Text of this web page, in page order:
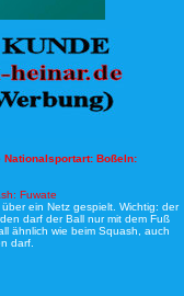
Nationalsportart: Boßeln:
Fuwate
ein Netz gespielt. Wichtig: der
darf der Ball nur mit dem Fuß
ähnlich wie beim Squash, auch
darf.